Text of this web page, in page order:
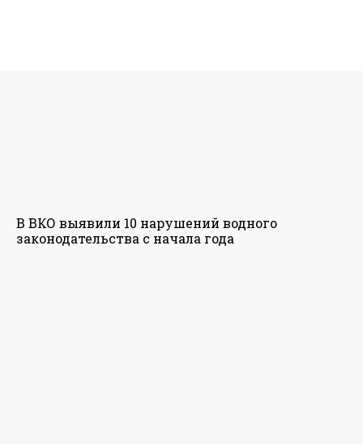
В ВКО выявили 10 нарушений водного
законодательства с начала года